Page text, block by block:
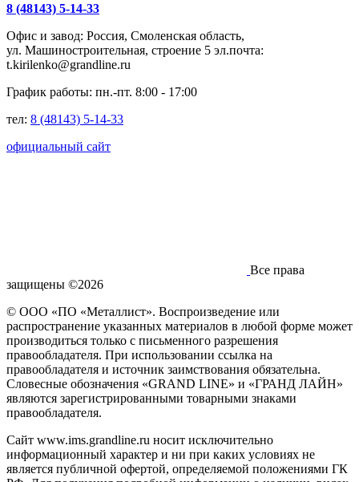
8 (48143) 5-14-33
Офис и завод: Россия, Смоленская область,
ул. Машиностроительная, строение 5 эл.почта:
t.kirilenko@grandline.ru
График работы: пн.-пт. 8:00 - 17:00
тел: 8 (48143) 5-14-33
официальный сайт
Все права
защищены ©2026
© ООО «ПО «Металлист». Воспроизведение или
распространение указанных материалов в любой форме может
производиться только с письменного разрешения
правообладателя. При использовании ссылка на
правообладателя и источник заимствования обязательна.
Словесные обозначения «GRAND LINE» и «ГРАНД ЛАЙН»
являются зарегистрированными товарными знаками
правообладателя.
Сайт www.ims.grandline.ru носит исключительно
информационный характер и ни при каких условиях не
является публичной офертой, определяемой положениями ГК